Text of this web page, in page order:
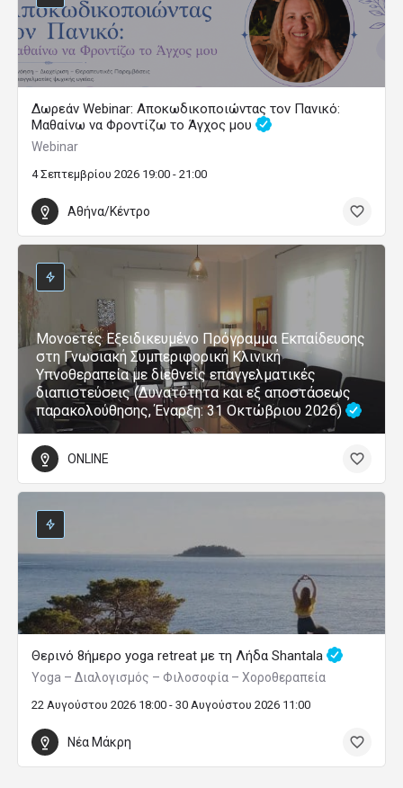
Δωρεάν Webinar: Αποκωδικοποιώντας τον Πανικό:
Μαθαίνω να Φροντίζω το Άγχος μου
Webinar
4 Σεπτεμβρίου 2026 19:00 - 21:00
Αθήνα/Κέντρο
Μονοετές Εξειδικευμένο Πρόγραμμα Εκπαίδευσης
στη Γνωσιακή Συμπεριφορική Κλινική
Υπνοθεραπεία με διεθνείς επαγγελματικές
διαπιστεύσεις (Δυνατότητα και εξ αποστάσεως
παρακολούθησης, Έναρξη: 31 Οκτώβριου 2026)
ONLINE
Θερινό 8ήμερο yoga retreat με τη Λήδα Shantala
Yoga – Διαλογισμός – Φιλοσοφία – Χοροθεραπεία
22 Αυγούστου 2026 18:00 - 30 Αυγούστου 2026 11:00
Νέα Μάκρη